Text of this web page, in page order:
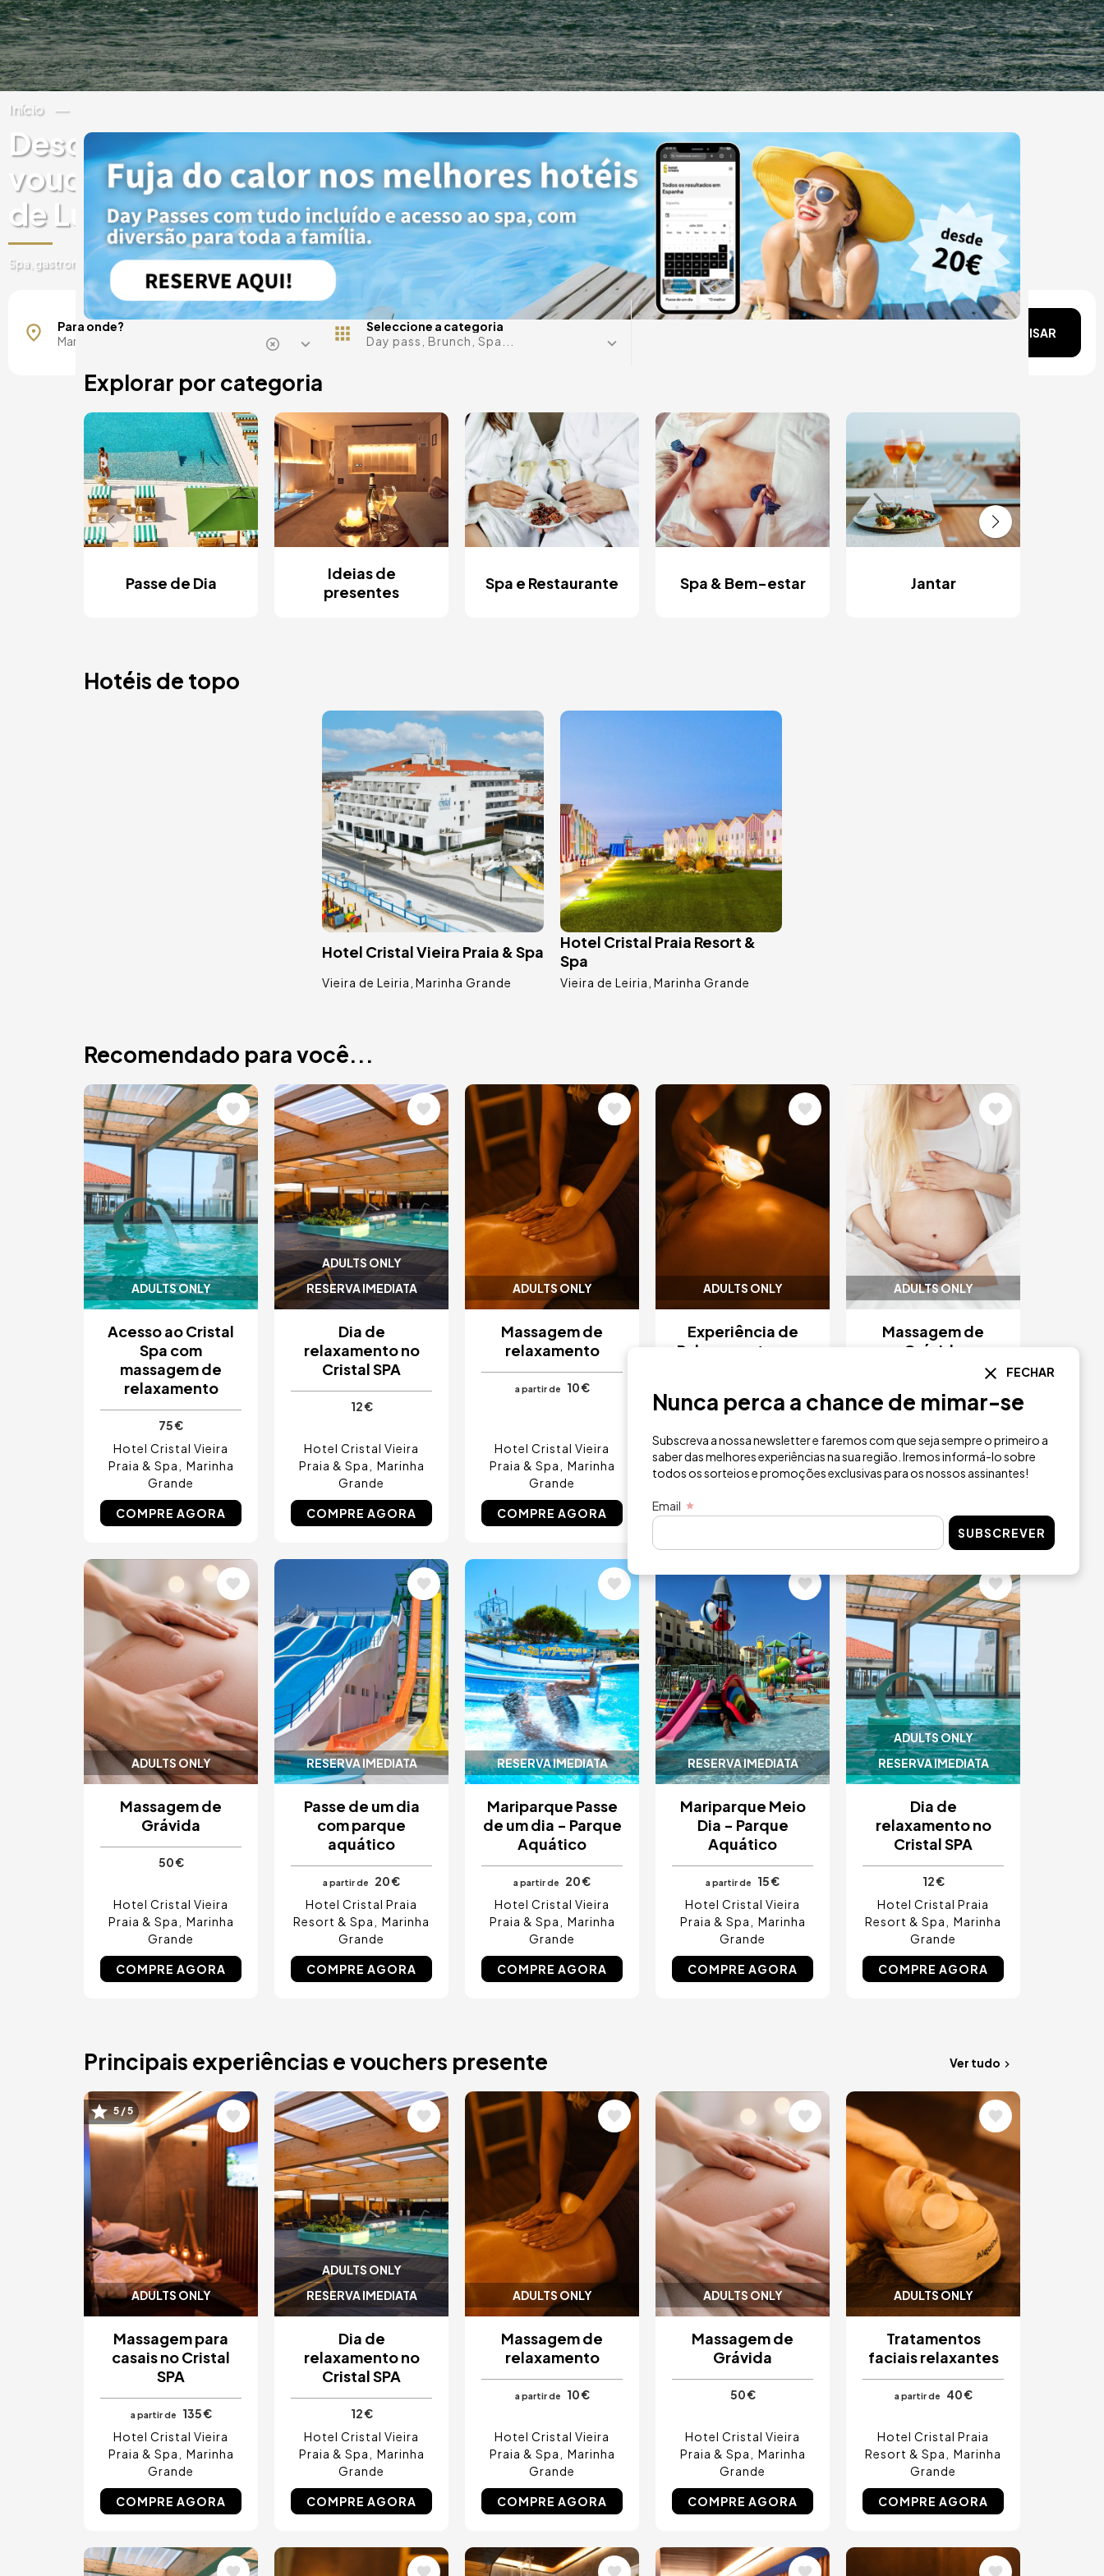
Início
Descobre experiências e
vouchers presente em Hotéis
de Luxo em Marinha Grande
Spa, gastronomia, passes de um dia, escapadelas e muito mais
Vieira de Leiria
Para onde?
Seleccione a categoria
Day pass, Brunch, Spa...
Alguma data?
PESQUISAR
Explorar por categoria
Passe de Dia
Ideias de
presentes
Spa e Restaurante Spa & Bem-estar Jantar
Hotéis de topo
Imagem
Hotel Cristal Vieira Praia & Spa
Vieira de Leiria Marinha Grande
Hotel Cristal Praia Resort &
Spa
Vieira de Leiria Marinha Grande
Recomendado para você...
ADULTS ONLY
Imagem
Acesso ao Cristal
Spa com
massagem de
relaxamento
75 €
Hotel Cristal Vieira
Praia & Spa
Marinha
Grande
COMPRE AGORA
ADULTS ONLY
RESERVA IMEDIATA
Imagem
Dia de
relaxamento no
Cristal SPA
12 €
Hotel Cristal Vieira
Praia & Spa
Marinha
Grande
COMPRE AGORA
ADULTS ONLY
Imagem
Massagem de
relaxamento
a partir de 10 €
Hotel Cristal Vieira
Praia & Spa
Marinha
Grande
COMPRE AGORA
ADULTS ONLY
Imagem
Experiência de
Relaxamento com
Hotel Cristal Praia
Resort & Spa Marinha
Grande
COMPRE AGORA
ADULTS ONLY
Imagem
Massagem de
Grávida
Hotel Cristal Praia
Resort & Spa Marinha
Grande
COMPRE AGORA
ADULTS ONLY
Imagem
Massagem de
Grávida
50 €
Hotel Cristal Vieira
Praia & Spa
Marinha
Grande
COMPRE AGORA
RESERVA IMEDIATA
Passe de um dia
com parque
aquático
a partir de
20 €
Hotel Cristal Praia
Resort & Spa
Marinha
Grande
COMPRE AGORA
RESERVA IMEDIATA
Imagem
Mariparque Passe
de um dia - Parque
Aquático
a partir de
20 €
Hotel Cristal Vieira
Praia & Spa
Marinha
Grande
COMPRE AGORA
RESERVA IMEDIATA
Imagem
Mariparque Meio
Dia - Parque
Aquático
a partir de
15 €
Hotel Cristal Vieira
Praia & Spa
Marinha
Grande
COMPRE AGORA
ADULTS ONLY
RESERVA IMEDIATA
Imagem
Dia de
relaxamento no
Cristal SPA
12 €
Hotel Cristal Praia
Resort & Spa
Marinha
Grande
COMPRE AGORA
Principais experiências e vouchers presente Ver tudo
ADULTS ONLY
Imagem
5 / 5
Massagem para
casais no Cristal
SPA
a partir de
135 €
Hotel Cristal Vieira
Praia & Spa
Marinha
Grande
COMPRE AGORA
ADULTS ONLY
RESERVA IMEDIATA
Imagem
Dia de
relaxamento no
Cristal SPA
12 €
Hotel Cristal Vieira
Praia & Spa
Marinha
Grande
COMPRE AGORA
ADULTS ONLY
Imagem
Massagem de
relaxamento
a partir de 10 €
Hotel Cristal Vieira
Praia & Spa
Marinha
Grande
COMPRE AGORA
ADULTS ONLY
Imagem
Massagem de
Grávida
50 €
Hotel Cristal Vieira
Praia & Spa
Marinha
Grande
COMPRE AGORA
ADULTS ONLY
Imagem
Tratamentos
faciais relaxantes
a partir de 40 €
Hotel Cristal Praia
Resort & Spa
Marinha
Grande
COMPRE AGORA
Imagem Imagem Imagem Imagem Imagem
FECHAR
Nunca perca a chance de mimar-se
Subscreva a nossa newsletter e faremos com que seja sempre o primeiro a
saber das melhores experiências na sua região. Iremos informá-lo sobre
todos os sorteios e promoções exclusivas para os nossos assinantes!
Email
SUBSCREVER